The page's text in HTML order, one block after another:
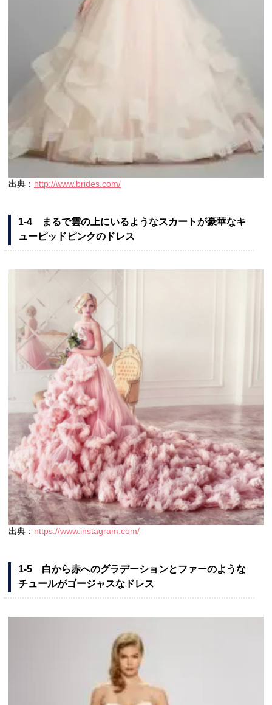
出典： http://www.brides.com/
1-4 まるで雲の上にいるようなスカートが豪華なキ
ューピッドピンクのドレス
出典： https://www.instagram.com/
1-5 白から赤へのグラデーションとファーのような
チュールがゴージャスなドレス